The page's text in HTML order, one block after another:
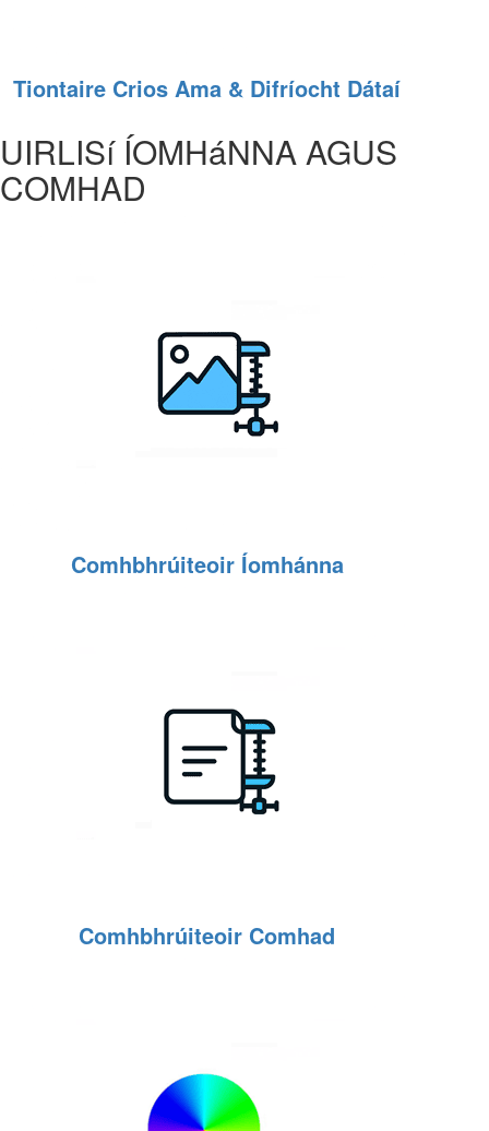
Tiontaire Crios Ama & Difríocht Dátaí
UIRLISí ÍOMHáNNA AGUS
COMHAD
Comhbhrúiteoir Íomhánna
Comhbhrúiteoir Comhad